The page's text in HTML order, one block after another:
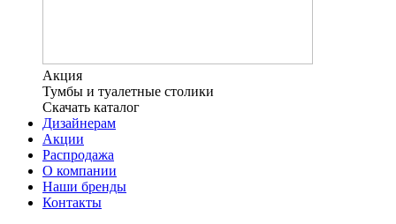
Акция
Тумбы и туалетные столики
Скачать каталог
Дизайнерам
Акции
Распродажа
О компании
Наши бренды
Контакты